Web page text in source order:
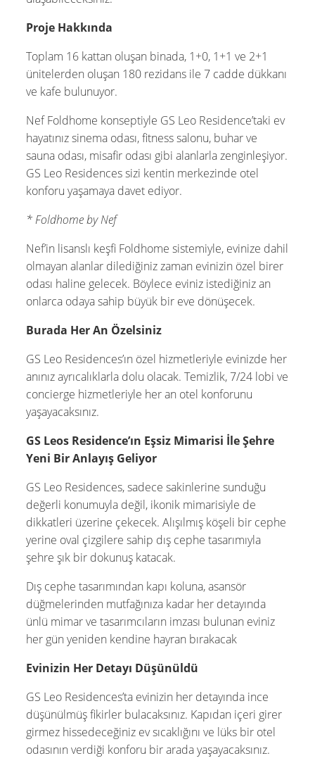
Proje Hakkında
Toplam 16 kattan oluşan binada, 1+0, 1+1 ve 2+1
ünitelerden oluşan 180 rezidans ile 7 cadde dükkanı
ve kafe bulunuyor.
Nef Foldhome konseptiyle GS Leo Residence’taki ev
hayatınız sinema odası, fitness salonu, buhar ve
sauna odası, misafir odası gibi alanlarla zenginleşiyor.
GS Leo Residences sizi kentin merkezinde otel
konforu yaşamaya davet ediyor.
* Foldhome by Nef
Nef’in lisanslı keşfi Foldhome sistemiyle, evinize dahil
olmayan alanlar dilediğiniz zaman evinizin özel birer
odası haline gelecek. Böylece eviniz istediğiniz an
onlarca odaya sahip büyük bir eve dönüşecek.
Burada Her An Özelsiniz
GS Leo Residences’ın özel hizmetleriyle evinizde her
anınız ayrıcalıklarla dolu olacak. Temizlik, 7/24 lobi ve
concierge hizmetleriyle her an otel konforunu
yaşayacaksınız.
GS Leos Residence’ın Eşsiz Mimarisi İle Şehre
Yeni Bir Anlayış Geliyor
GS Leo Residences, sadece sakinlerine sunduğu
değerli konumuyla değil, ikonik mimarisiyle de
dikkatleri üzerine çekecek. Alışılmış köşeli bir cephe
yerine oval çizgilere sahip dış cephe tasarımıyla
şehre şık bir dokunuş katacak.
Dış cephe tasarımından kapı koluna, asansör
düğmelerinden mutfağınıza kadar her detayında
ünlü mimar ve tasarımcıların imzası bulunan eviniz
her gün yeniden kendine hayran bırakacak
Evinizin Her Detayı Düşünüldü
GS Leo Residences’ta evinizin her detayında ince
düşünülmüş fikirler bulacaksınız. Kapıdan içeri girer
girmez hissedeceğiniz ev sıcaklığını ve lüks bir otel
odasının verdiği konforu bir arada yaşayacaksınız.